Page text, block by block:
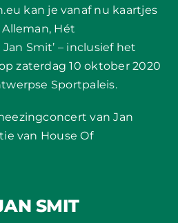
kan je vanaf nu kaartjes
Alleman, Hét
Smit’ – inclusief het
zaterdag 10 oktober 2020
Sportpaleis.
van Jan
van House Of
SMIT